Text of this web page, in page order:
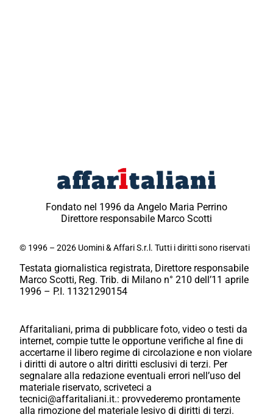
Fondato nel 1996 da Angelo Maria Perrino
Direttore responsabile Marco Scotti
© 1996 – 2026 Uomini & Affari S.r.l. Tutti i diritti sono riservati
Testata giornalistica registrata, Direttore responsabile
Marco Scotti, Reg. Trib. di Milano n° 210 dell’11 aprile
1996 – P.I. 11321290154
Affaritaliani, prima di pubblicare foto, video o testi da
internet, compie tutte le opportune verifiche al fine di
accertarne il libero regime di circolazione e non violare
i diritti di autore o altri diritti esclusivi di terzi. Per
segnalare alla redazione eventuali errori nell’uso del
materiale riservato, scriveteci a
tecnici@affaritaliani.it.: provvederemo prontamente
alla rimozione del materiale lesivo di diritti di terzi.